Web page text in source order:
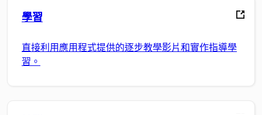
學習
直接利用應用程式提供的逐步教學影片和實作指導學
習。